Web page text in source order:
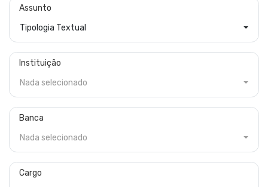
Assunto
Tipologia Textual
Instituição
Nada selecionado
Banca
Nada selecionado
Cargo